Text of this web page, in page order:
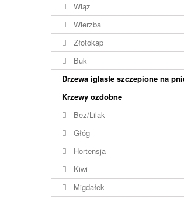
Wiąz
Wierzba
Złotokap
Buk
Drzewa iglaste szczepione na
Krzewy ozdobne
Bez/Lilak
Głóg
Hortensja
Kiwi
Migdałek